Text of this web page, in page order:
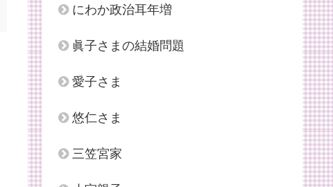
にわか政治耳年増
眞子さまの結婚問題
愛子さま
悠仁さま
三笠宮家